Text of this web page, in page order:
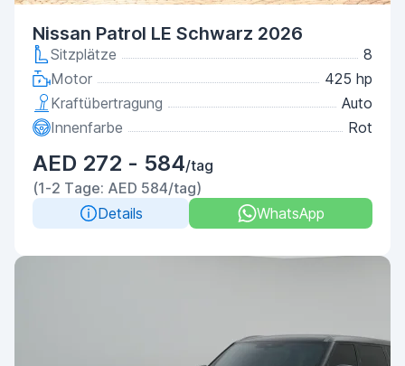
Nissan Patrol LE Schwarz 2026
Sitzplätze
8
Motor
425 hp
Kraftübertragung
Auto
Innenfarbe
Rot
AED 272 - 584/tag
(1-2 Tage: AED 584/tag)
Details
WhatsApp